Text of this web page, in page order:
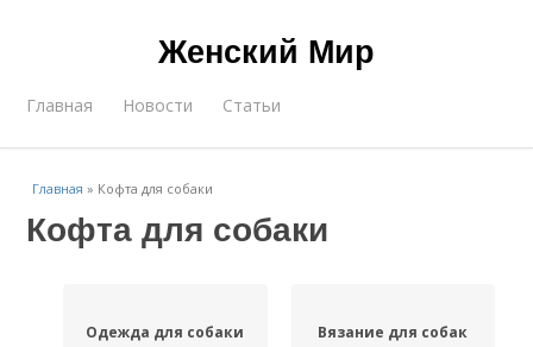
Женский Мир
Главная Новости Статьи
Главная » Кофта для собаки
Кофта для собаки
Одежда для собаки Вязание для собак